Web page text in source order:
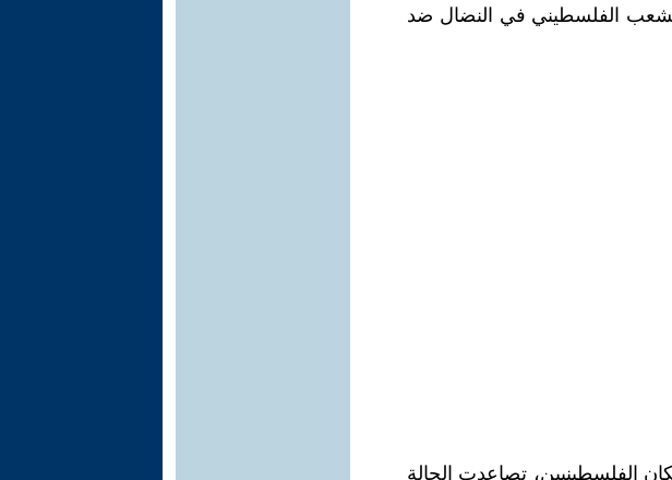
الفلسطيني في النضال ضد
الفلسطينيين، تصاعدت الحالة